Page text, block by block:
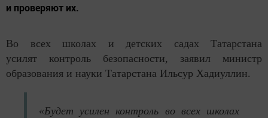
и проверяют их.
Во всех школах и детских садах Татарстана
усилят контроль безопасности, заявил министр
образования и науки Татарстана Ильсур Хадиуллин.
«Будет усилен контроль во всех школах